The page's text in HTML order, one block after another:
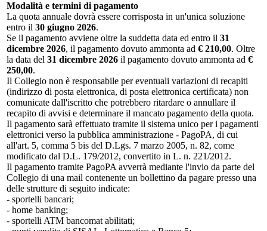
Modalità e termini di pagamento
La quota annuale dovrà essere corrisposta in un'unica soluzione
entro il 30 giugno 2026.
Se il pagamento avviene oltre la suddetta data ed entro il 31
dicembre 2026, il pagamento dovuto ammonta ad € 210,00. Oltre
la data del 31 dicembre 2026 il pagamento dovuto ammonta ad €
250,00.
Il Collegio non è responsabile per eventuali variazioni di recapiti
(indirizzo di posta elettronica, di posta elettronica certificata) non
comunicate dall'iscritto che potrebbero ritardare o annullare il
recapito di avvisi e determinare il mancato pagamento della quota.
Il pagamento sarà effettuato tramite il sistema unico per i pagamenti
elettronici verso la pubblica amministrazione - PagoPA, di cui
all'art. 5, comma 5 bis del D.Lgs. 7 marzo 2005, n. 82, come
modificato dal D.L. 179/2012, convertito in L. n. 221/2012.
Il pagamento tramite PagoPA avverrà mediante l'invio da parte del
Collegio di una mail contenente un bollettino da pagare presso una
delle strutture di seguito indicate:
- sportelli bancari;
- home banking;
- sportelli ATM bancomat abilitati;